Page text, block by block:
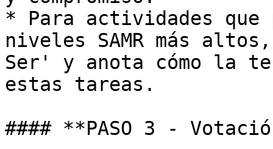
* Para actividades
niveles SAMR más
Ser' y anota cómo la
estas tareas.
#### **PASO 3 -